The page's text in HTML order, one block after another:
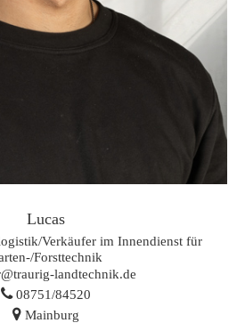
Lucas
Verkäufer im Innendienst für
Forsttechnik
08751/84520
Mainburg
landtechnik.de